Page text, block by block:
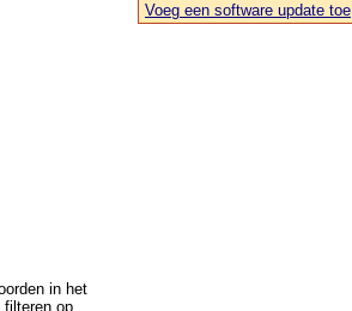
in het
filteren op
Voeg een software update toe